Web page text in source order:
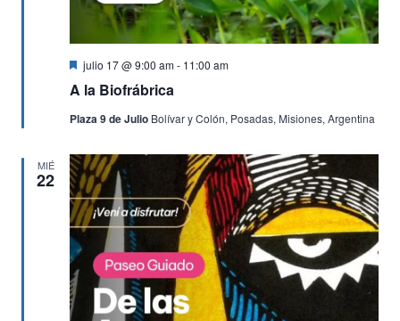
A la Biofrábrica
Destacado
julio 17 @ 9:00 am- 11:00 am
Plaza 9 de Julio Bolívar y Colón, Posadas, Misiones, Argentina
MIÉ
22